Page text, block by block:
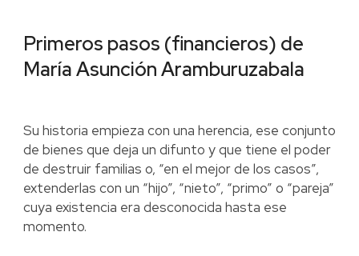
Primeros pasos (financieros) de
María Asunción Aramburuzabala
Su historia empieza con una herencia, ese conjunto
de bienes que deja un difunto y que tiene el poder
de destruir familias o, “en el mejor de los casos”,
extenderlas con un “hijo”, “nieto”, “primo” o “pareja”
cuya existencia era desconocida hasta ese
momento.